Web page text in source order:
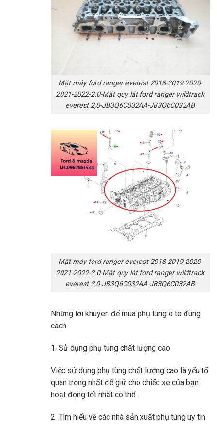
Mặt máy ford ranger everest 2018-2019-2020-
2021-2022-2.0-Mặt quy lát ford ranger wildtrack
everest 2,0-JB3Q6C032AA-JB3Q6C032AB
Mặt máy ford ranger everest 2018-2019-2020-
2021-2022-2.0-Mặt quy lát ford ranger wildtrack
everest 2,0-JB3Q6C032AA-JB3Q6C032AB
Những lời khuyên để mua phụ tùng ô tô đúng
cách
1. Sử dụng phụ tùng chất lượng cao
Việc sử dụng phụ tùng chất lượng cao là yếu tố
quan trọng nhất để giữ cho chiếc xe của bạn
hoạt động tốt nhất có thể.
2. Tìm hiểu về các nhà sản xuất phụ tùng uy tín